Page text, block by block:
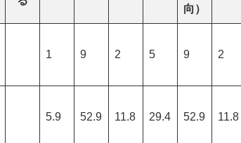
向）
1 9 2 5 9 2
5.9 52.9 11.8 29.4 52.9 11.8